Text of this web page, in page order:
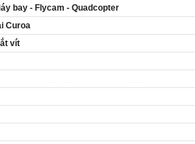
bay - Flycam - Quadcopter
Curoa
vít